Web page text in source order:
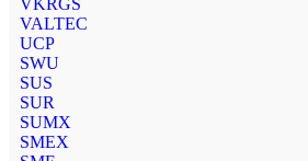
VALTEC
UCP
SWU
SUS
SUR
SUMX
SMEX